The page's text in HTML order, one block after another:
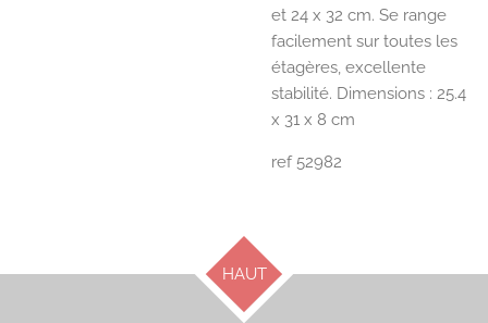
et 24 x 32 cm. Se range
facilement sur toutes les
étagères, excellente
stabilité. Dimensions : 25.4
x 31 x 8 cm
ref 52982
HAUT